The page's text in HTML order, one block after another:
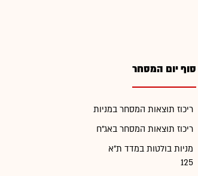
סוף יום המסחר
ריכוז תוצאות המסחר במניות
ריכוז תוצאות המסחר באג"ח
מניות בולטות במדד ת"א
125